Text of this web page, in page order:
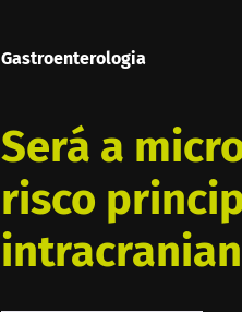
Gastroenterologia
Será a
risco